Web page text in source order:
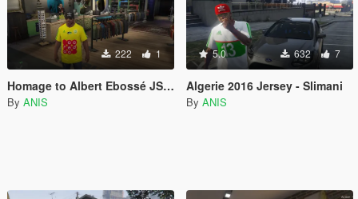
222 1
Homage to Albert Ebossé JSK Jersey
By ANIS
5.0 632 7
Algerie 2016 Jersey - Slimani
By ANIS